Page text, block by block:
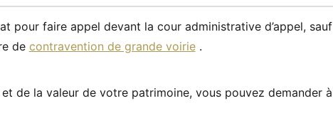
pour faire appel devant la cour administrative d’appel, sauf
de contravention de grande voirie.
de la valeur de votre patrimoine, vous pouvez demander à